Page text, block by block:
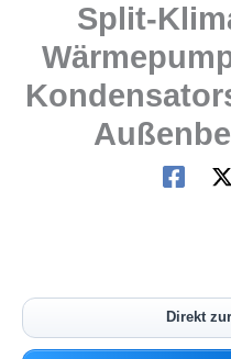
Split-
Direkt